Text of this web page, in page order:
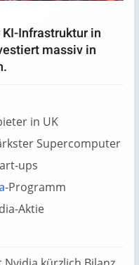
Infrastruktur in
massiv in
in UK
Supercomputer
ups
-Programm
Aktie